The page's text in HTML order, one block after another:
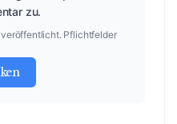
zu.
Pflichtfelder